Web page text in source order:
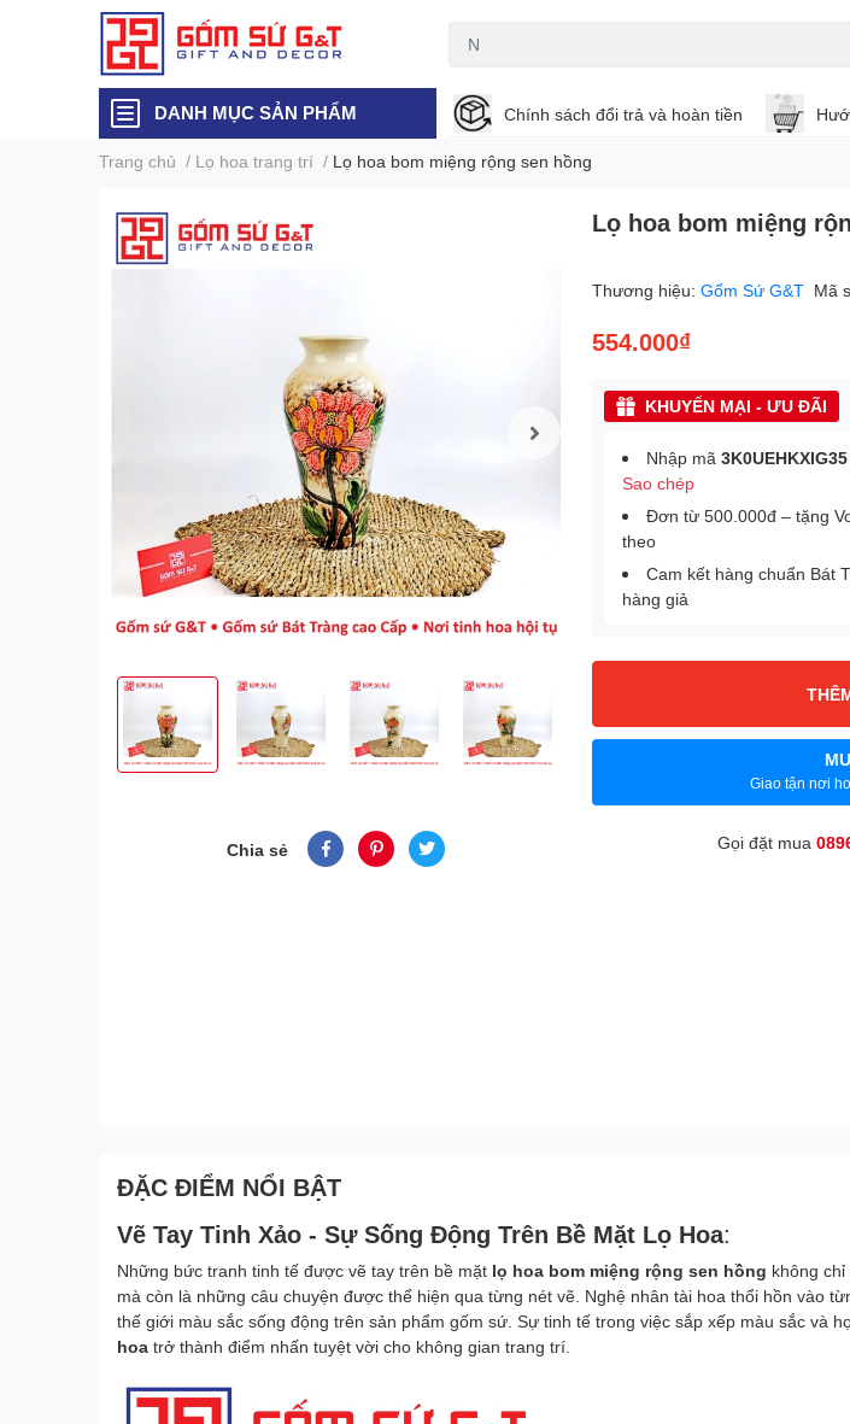
DANH MỤC SẢN PHẨM Chính sách đổi trả và hoàn tiền
Trang chủ / Lọ hoa trang trí / Lọ hoa bom miệng rộng sen hồng
Chia sẻ
Lọ hoa bom miệng
Thương hiệu:Gốm Sứ G&T Mã
554.000₫
KHUYẾN MẠI - ƯU ĐÃI
Nhập mã3K0UEHKXIG35
Sao chép
Đơn từ 500.000đ – tặng
theo
Cam kết hàng chuẩn Bát
hàng giả
Giao tận nơi
Gọi đặt mua
ĐẶC ĐIỂM NỔI BẬT
Vẽ Tay Tinh Xảo - Sự Sống Động Trên Bề Mặt Lọ Hoa:
Những bức tranh tinh tế được vẽ tay trên bề mặt lọ hoa bom miệng rộng sen hồng không
mà còn là những câu chuyện được thể hiện qua từng nét vẽ. Nghệ nhân tài hoa thổi hồn vào
thế giới màu sắc sống động trên sản phẩm gốm sứ. Sự tinh tế trong việc sắp xếp màu sắc và
hoa trở thành điểm nhấn tuyệt vời cho không gian trang trí.